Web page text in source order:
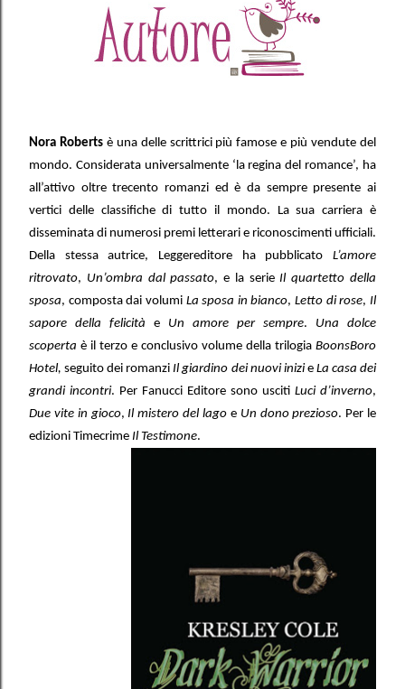
Nora Robertsè una delle scrittrici più famose e più vendute del
mondo. Considerata universalmente ‘la regina del romance’, ha
all’attivo oltre trecento romanzi ed è da sempre presente ai
vertici delle classifiche di tutto il mondo. La sua carriera è
disseminata di numerosi premi letterari e riconoscimenti ufficiali.
Della stessa autrice, Leggereditore ha pubblicato L’amore
ritrovato, Un’ombra dal passato, e la serie Il quartetto della
sposa, composta dai volumi La sposa in bianco,Letto di rose, Il
sapore della felicità e Un amore per sempre. Una dolce
scoperta è il terzo e conclusivo volume della trilogia BoonsBoro
Hotel,seguito dei romanzi Il giardino dei nuovi inizi e La casa dei
grandi incontri. Per Fanucci Editore sono usciti Luci d’inverno,
Due vite in gioco, Il mistero del lago e Un dono prezioso. Per le
edizioni Timecrime Il Testimone.